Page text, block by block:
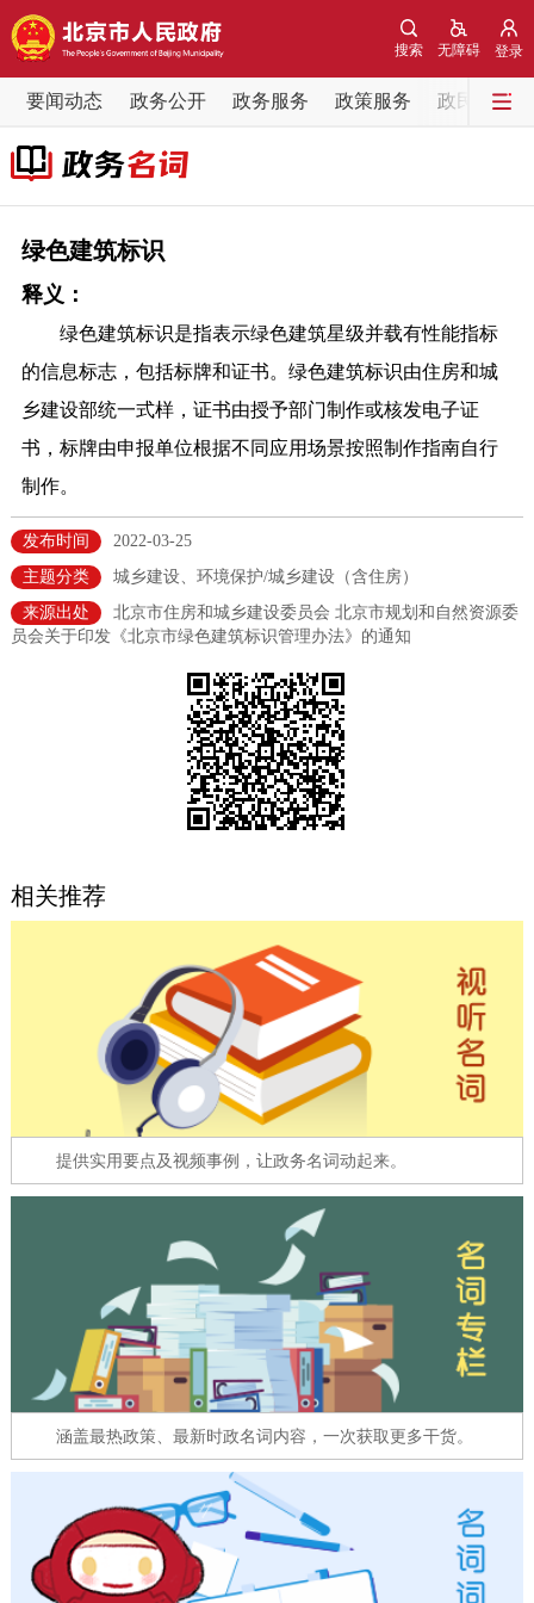
登录
无障碍
搜索
要闻动态 政务公开 政务服务 政策服务 政民互动
要闻动态
党中央精神
各区热点
政务公开
市领导 机构职能 政策服务
决策公开 专题公开
政务服务
法人服务
利企服务
阳光政务
政民互动
我要咨询
参与调查 在线访谈 图说互动
走进北京
北京概况 十六区概览 人文北京
ENGLISH 한국어 日本語
DEUTSCH FRANÇAIS РУССКИЙ ЯЗЫК
ESPAÑOL العربية PORTUGUÊS
ITALIANO
绿色建筑标识
释义：
绿色建筑标识是指表示绿色建筑星级并载有性能指标
的信息标志，包括标牌和证书。绿色建筑标识由住房和城
乡建设部统一式样，证书由授予部门制作或核发电子证
书，标牌由申报单位根据不同应用场景按照制作指南自行
制作。
发布时间
2022-03-25
主题分类
城乡建设、环境保护/城乡建设（含住房）
来源出处
北京市住房和城乡建设委员会 北京市规划和自然资源委
员会关于印发《北京市绿色建筑标识管理办法》的通知
相关推荐
提供实用要点及视频事例，让政务名词动起来。
涵盖最热政策、最新时政名词内容，一次获取更多干货。